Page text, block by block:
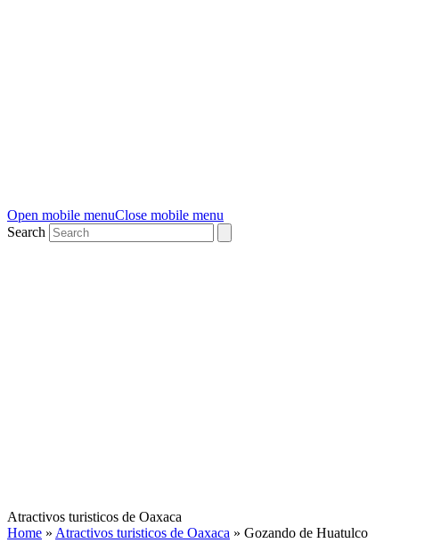
Open mobile menuClose mobile menu
Search
Atractivos turisticos de Oaxaca
Home » Atractivos turisticos de Oaxaca » Gozando de Huatulco